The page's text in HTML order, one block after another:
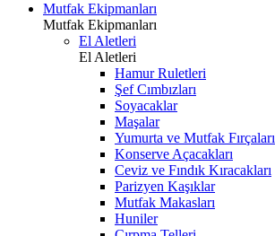
Mutfak Ekipmanları
Mutfak Ekipmanları
El Aletleri
El Aletleri
Hamur Ruletleri
Şef Cımbızları
Soyacaklar
Maşalar
Yumurta ve Mutfak Fırçaları
Konserve Açacakları
Ceviz ve Fındık Kıracakları
Parizyen Kaşıklar
Mutfak Makasları
Huniler